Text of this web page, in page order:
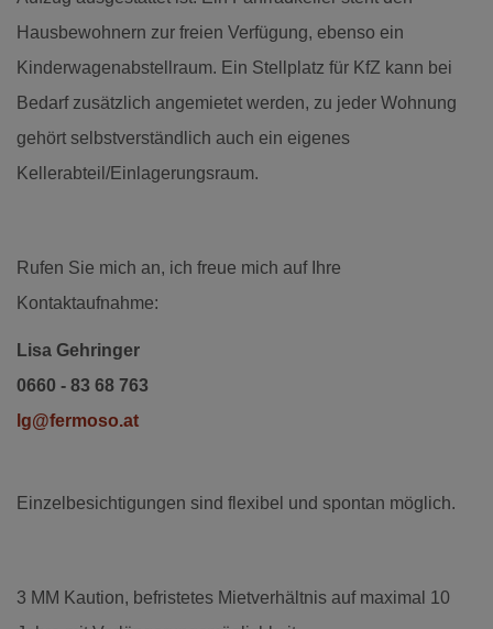
Hausbewohnern zur freien Verfügung, ebenso ein
Kinderwagenabstellraum. Ein Stellplatz für KfZ kann bei
Bedarf zusätzlich angemietet werden, zu jeder Wohnung
gehört selbstverständlich auch ein eigenes
Kellerabteil/Einlagerungsraum.
Rufen Sie mich an, ich freue mich auf Ihre
Kontaktaufnahme:
Lisa Gehringer
0660 - 83 68 763
lg@fermoso.at
Einzelbesichtigungen sind flexibel und spontan möglich.
3 MM Kaution, befristetes Mietverhältnis auf maximal 10